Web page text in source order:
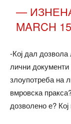
—
MARCH
-Кој дал
лични
злоупотреба на
вмровска
дозволено е?